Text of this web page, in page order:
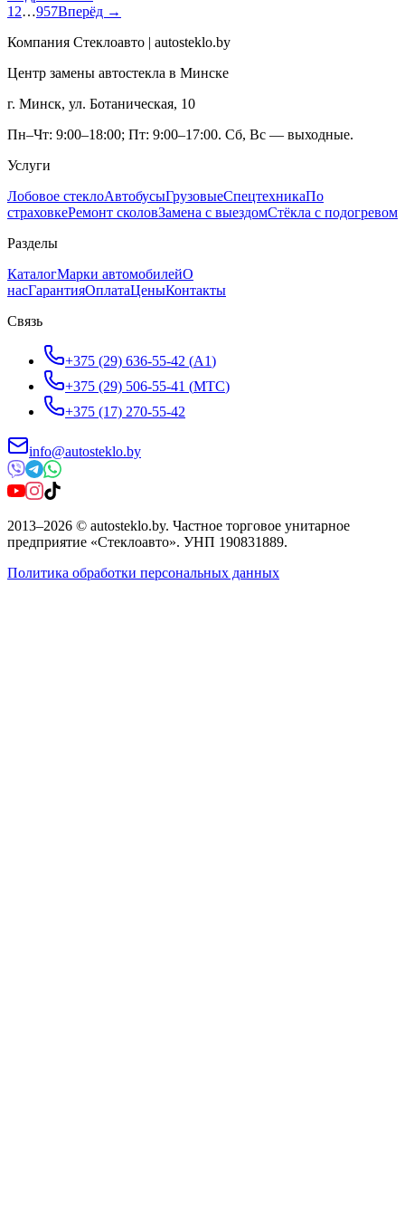
1 2…957Вперёд →
Компания Стеклоавто | autosteklo.by
Центр замены автостекла в Минске
г. Минск, ул. Ботаническая, 10
Пн–Чт: 9:00–18:00; Пт: 9:00–17:00. Сб, Вс — выходные.
Услуги
Лобовое стеклоАвтобусыГрузовыеСпецтехникаПо
страховкеРемонт сколовЗамена с выездомСтёкла с подогревом
Разделы
КаталогМарки автомобилейО
насГарантияОплатаЦеныКонтакты
Связь
+375 (29) 636-55-42 (A1)
+375 (29) 506-55-41 (МТС)
+375 (17) 270-55-42
info@autosteklo.by
2013–2026 © autosteklo.by. Частное торговое унитарное
предприятие «Стеклоавто». УНП 190831889.
Политика обработки персональных данных